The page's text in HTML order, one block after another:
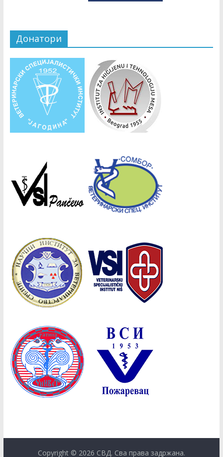
Copyright © 2026СВД. Сва права задржана.